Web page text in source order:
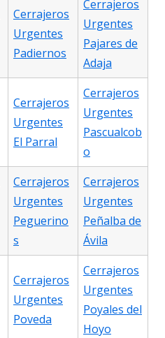
Cerrajeros
Urgentes
Padiernos
Cerrajeros
Urgentes
Pajares de
Adaja
Cerrajeros
Urgentes
El Parral
Cerrajeros
Urgentes
Pascualcob
o
Cerrajeros
Urgentes
Peguerino
s
Cerrajeros
Urgentes
Peñalba de
Ávila
Cerrajeros
Urgentes
Poveda
Cerrajeros
Urgentes
Poyales del
Hoyo